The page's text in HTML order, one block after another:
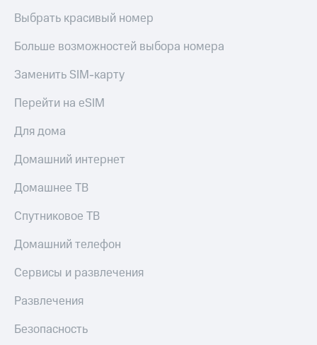
Выбрать красивый номер
Больше возможностей выбора номера
Заменить SIM-карту
Перейти на eSIM
Для дома
Домашний интернет
Домашнее ТВ
Спутниковое ТВ
Домашний телефон
Сервисы и развлечения
Развлечения
Безопасность